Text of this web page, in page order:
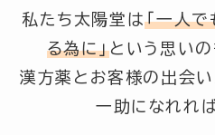
私たち太陽堂は「一人
る為に」 という思いの
漢方薬とお客様の出会
一助になれれ